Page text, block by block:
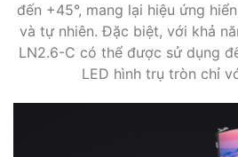
đến +45°, mang lại hiệu ứng
và tự nhiên. Đặc biệt, với khả
LN2.6-C có thể được sử dụng
LED hình trụ tròn chỉ